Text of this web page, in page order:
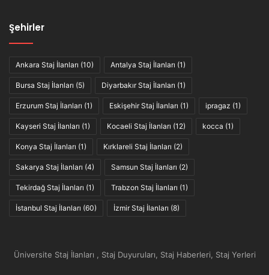
Şehirler
Ankara Staj İlanları (10) Antalya Staj İlanları (1)
Bursa Staj İlanları (5) Diyarbakır Staj İlanları (1)
Erzurum Staj İlanları (1) Eskişehir Staj İlanları (1) ipragaz (1)
Kayseri Staj İlanları (1) Kocaeli Staj İlanları (12) kocca (1)
Konya Staj İlanları (1) Kırklareli Staj İlanları (2)
Sakarya Staj İlanları (4) Samsun Staj İlanları (2)
Tekirdağ Staj İlanları (1) Trabzon Staj İlanları (1)
İstanbul Staj İlanları (60) İzmir Staj İlanları (8)
Üniversite Staj İlanları , Staj Duyuruları, Staj Haberleri, Staj Yerleri